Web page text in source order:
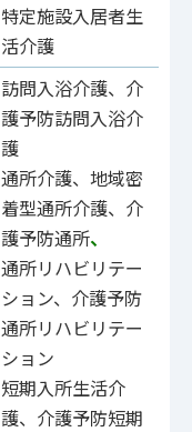
特定施設入居者生
活介護
訪問入浴介護、介
護予防訪問入浴介
護
通所介護、地域密
着型通所介護、介
護予防通所、
通所リハビリテー
ション、介護予防
通所リハビリテー
ション
短期入所生活介
護、介護予防短期